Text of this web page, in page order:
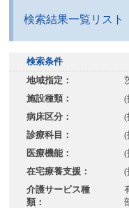
検索結果一覧リスト
検索条件
地域指定：
施設種類：
(
病床区分：
(
診療科目：
(
医療機能：
(
在宅療養支援：
(
介護サービス種
類：